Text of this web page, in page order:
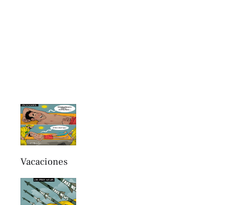
Vacaciones